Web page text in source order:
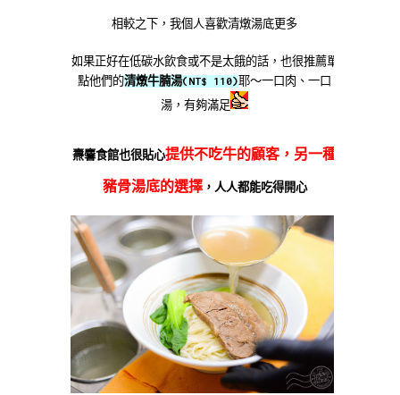
相較之下，我個人喜歡清燉湯底更多
如果正好在低碳水飲食或不是太餓的話，也很推薦單
點他們的清燉牛腩湯(NT$ 110) 耶～一口肉、一口
湯，有夠滿足
燾麘食館也很貼心提供不吃牛的顧客，另一種
豬骨湯底的選擇，人人都能吃得開心